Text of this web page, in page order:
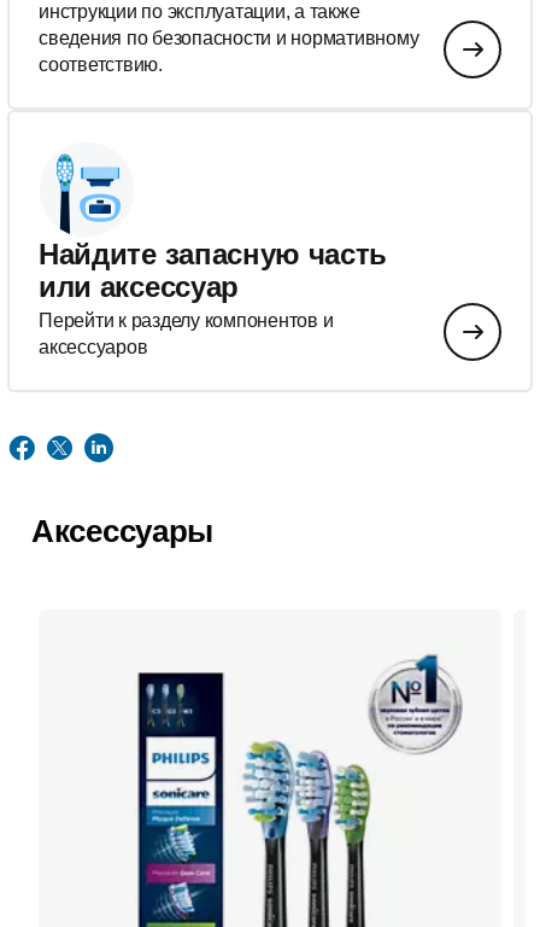
инструкции по эксплуатации, а также
сведения по безопасности и нормативному
соответствию.
Найдите запасную часть
или аксессуар
Перейти к разделу компонентов и
аксессуаров
Аксессуары